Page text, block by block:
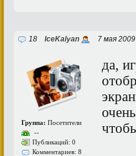
18 IceKalyan 7 мая
Группа: Посетители
--
Публикаций: 0
Комментариев: 8
да,